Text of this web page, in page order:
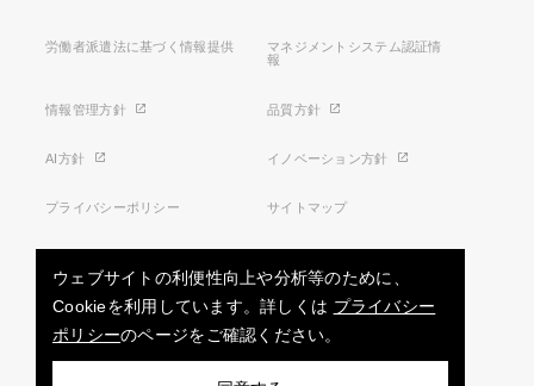
労働者派遣法に基づく情報提供
マネジメントシステム認証情
報
情報管理方針 品質方針
AI方針 イノベーション方針
プライバシーポリシー サイトマップ
お問い合わせ
ウェブサイトの利便性向上や分析等のために、
Cookieを利用しています。詳しくは プライバシー
ポリシーのページをご確認ください。